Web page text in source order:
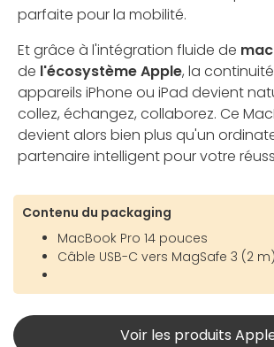
parfaite pour la mobilité.
Et grâce à l'intégration fluide de
de l'écosystème Apple, la
appareils iPhone ou iPad devient
collez, échangez, collaborez. Ce
devient alors bien plus qu'un
partenaire intelligent pour votre
Contenu du packaging
MacBook Pro 14 pouces
Câble USB-C vers MagSafe 3 (2 m)
Voir les produits